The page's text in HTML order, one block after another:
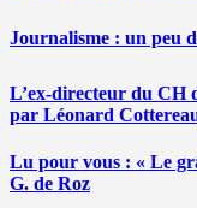
Journalisme : un peu
L’ex-directeur du CH
par Léonard
Lu pour vous : « Le
G. de Roz